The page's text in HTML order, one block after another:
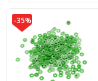
-35%